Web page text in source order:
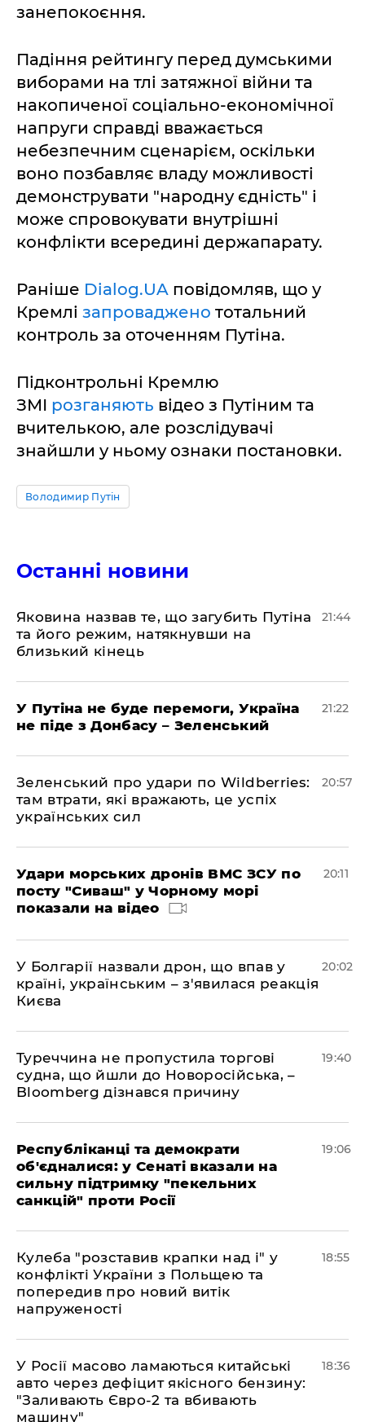
занепокоєння.
Падіння рейтингу перед думськими
виборами на тлі затяжної війни та
накопиченої соціально-економічної
напруги справді вважається
небезпечним сценарієм, оскільки
воно позбавляє владу можливості
демонструвати "народну єдність" і
може спровокувати внутрішні
конфлікти всередині держапарату.
Раніше Dialog.UA повідомляв, що у
Кремлі запроваджено тотальний
контроль за оточенням Путіна.
Підконтрольні Кремлю
ЗМІ розганяють відео з Путіним та
вчителькою, але розслідувачі
знайшли у ньому ознаки постановки.
Володимир Путін
Останні новини
Яковина назвав те, що загубить Путіна
та його режим, натякнувши на
близький кінець
21:44
У Путіна не буде перемоги, Україна
не піде з Донбасу – Зеленський
21:22
Зеленський про удари по Wildberries:
там втрати, які вражають, це успіх
українських сил
20:57
Удари морських дронів ВМС ЗСУ по
посту "Сиваш" у Чорному морі
показали на відео
20:11
У Болгарії назвали дрон, що впав у
країні, українським – з'явилася реакція
Києва
20:02
Туреччина не пропустила торгові
судна, що йшли до Новоросійська, –
Bloomberg дізнався причину
19:40
Республіканці та демократи
об'єдналися: у Сенаті вказали на
сильну підтримку "пекельних
санкцій" проти Росії
19:06
Кулеба "розставив крапки над і" у
конфлікті України з Польщею та
попередив про новий витік
напруженості
18:55
У Росії масово ламаються китайські
авто через дефіцит якісного бензину:
"Заливають Євро-2 та вбивають
машину"
18:36